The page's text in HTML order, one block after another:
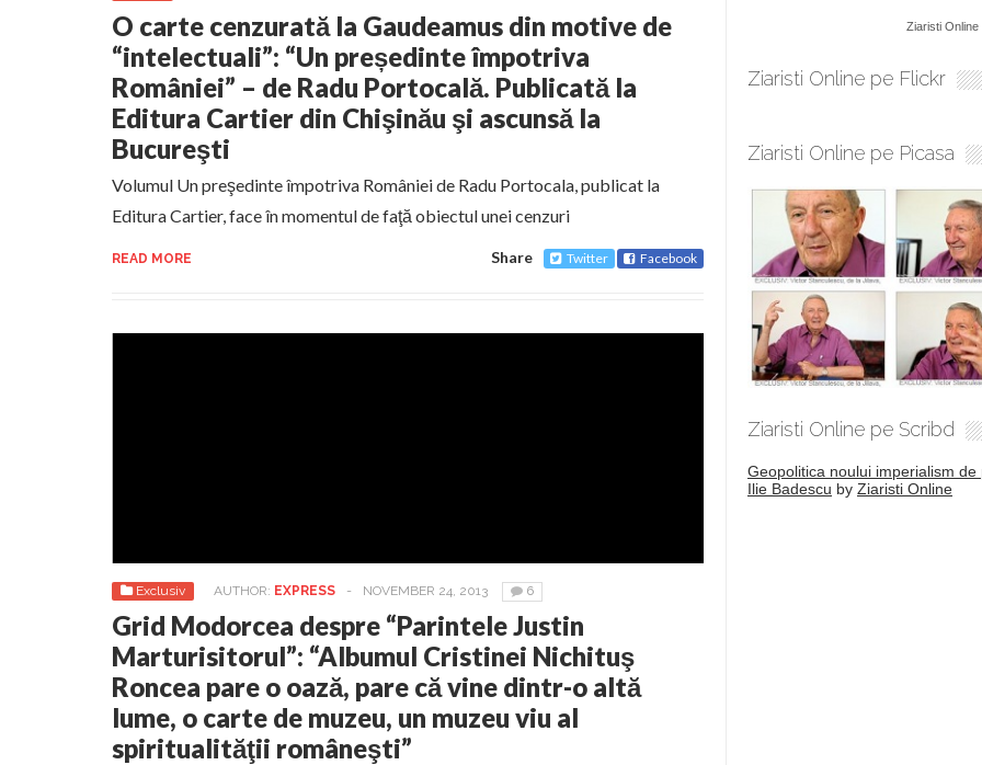
O carte cenzurată la Gaudeamus din motive de
“intelectuali”: “Un președinte împotriva
României” – de Radu Portocală. Publicată la
Editura Cartier din Chişinău şi ascunsă la
Bucureşti
Volumul Un preşedinte împotriva României de Radu Portocala, publicat la
Editura Cartier, face în momentul de faţă obiectul unei cenzuri
READ MORE Share Twitter Facebook
Exclusiv AUTHOR: EXPRESS - NOVEMBER 24, 2013 6
Grid Modorcea despre “Parintele Justin
Marturisitorul”: “Albumul Cristinei Nichituş
Roncea pare o oază, pare că vine dintr-o altă
lume, o carte de muzeu, un muzeu viu al
spiritualităţii româneşti”
Ziaristi Online
Ziaristi Online pe Flickr
Ziaristi Online pe Picasa
Ziaristi Online pe Scribd
Geopolitica noului imperialism de
Ilie Badescu by Ziaristi Online